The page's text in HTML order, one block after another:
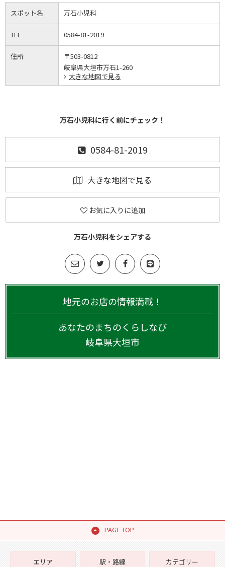
スポット名 万石小児科
TEL 0584-81-2019
住所
〒503-0812
岐阜県大垣市万石1-260
大きな地図で見る
万石小児科に行く前にチェック！
0584-81-2019
大きな地図で見る
お気に入りに追加
万石小児科をシェアする
地元のお店の情報満載！
あなたのまちのくらしなび
岐阜県大垣市
PAGE TOP
エリア
駅・路線
カテゴリー